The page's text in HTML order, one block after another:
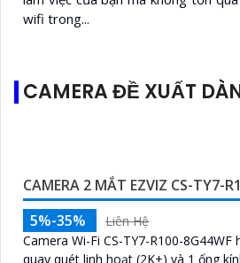
Công ty Camera Tại TPHCM Uy
cậy cho các giải pháp an ninh
nghiệm lâu năm trong lĩnh vực
cung cấp Camera...